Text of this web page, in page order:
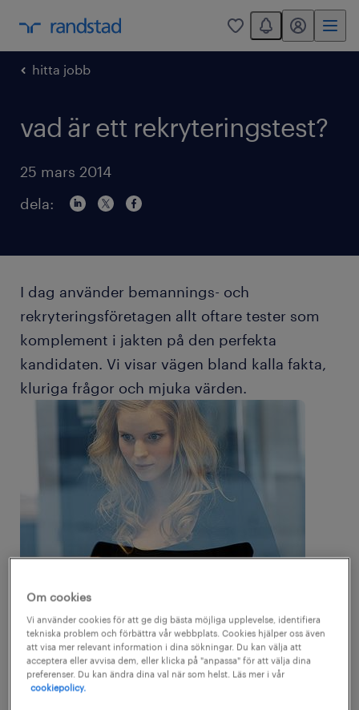
0
You have 0
mitt randstad
hitta jobb
vad är ett rekryteringstest?
25 mars 2014
dela:
I dag använder bemannings- och
rekryteringsföretagen allt oftare tester som
komplement i jakten på den perfekta
kandidaten. Vi visar vägen bland kalla fakta,
kluriga frågor och mjuka värden.
Ansökan, CV och intervju är koncept som de
flesta känner till. Men nu kliver vi in i
testernas era. Traditionellt sett har rekrytering
Om cookies
Vi använder cookies för att ge dig bästa möjliga upplevelse, identifiera
tekniska problem och förbättra vår webbplats. Cookies hjälper oss även
att visa mer relevant information i dina sökningar. Du kan välja att
acceptera eller avvisa dem, eller klicka på "anpassa" för att välja dina
preferenser. Du kan ändra dina val när som helst. Läs mer i vår
cookiepolicy.